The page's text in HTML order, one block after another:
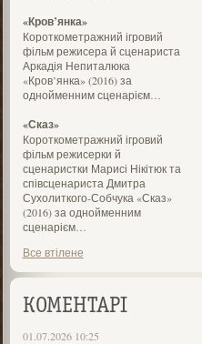
«Кров’янка»
Короткометражний ігровий
фільм режисера й сценариста
Аркадія Непиталюка
«Кров’янка» (2016) за
однойменним сценарієм…
«Сказ»
Короткометражний ігровий
фільм режисерки й
сценаристки Марисі Нікітюк та
співсценариста Дмитра
Сухолиткого-Собчука «Сказ»
(2016) за однойменним
сценарієм…
Все втілене
КОМЕНТАРІ
01.07.2026 10:25